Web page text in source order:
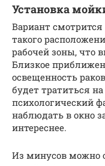
Установка
Вариант смотрится
такого
рабочей зоны, что
Близкое
освещенность
будет тратиться
психологический
наблюдать в окно
интереснее.
Из минусов можно